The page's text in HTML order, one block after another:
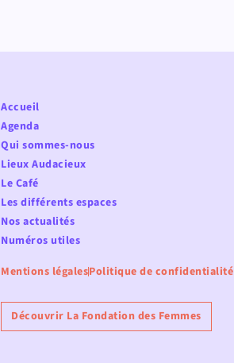
Accueil
Agenda
Qui sommes-nous
Lieux Audacieux
Le Café
Les différents espaces
Nos actualités
Numéros utiles
Mentions légalesPolitique de confidentialité
Découvrir La Fondation des Femmes